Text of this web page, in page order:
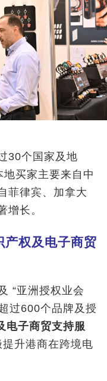
30个国家及地
买家主要来自中
菲律宾、加拿大
增长。
产权及电子商贸
“亚洲授权业会
过600个品牌及授
电子商贸支持服
提升港商在跨境电